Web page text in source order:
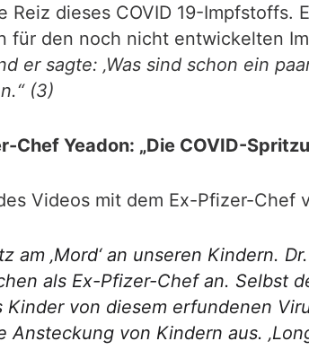
Reiz dieses COVID 19-
für den noch nicht entwickelten
er sagte: ‚Was sind schon ein
(3)
Chef Yeadon: „Die COVID-
Videos mit dem Ex-Pfizer-Chef
am ‚Mord‘ an unseren Kindern.
als Ex-Pfizer-Chef an. Selbst
von diesem erfundenen
von Kindern aus.